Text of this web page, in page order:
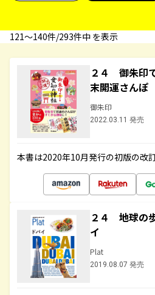
121〜140件/293件中 を表示
２４ 御朱印
末開運さん
御朱印
2022.03.11 発売
本書は2020年10月発行の初版の改訂
２４ 地球の
イ
Plat
2019.08.07 発売